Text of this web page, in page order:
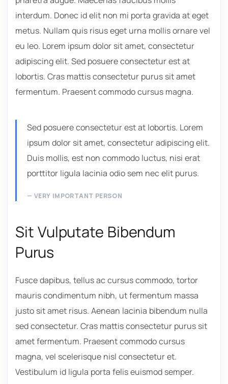
interdum. Donec id elit non mi porta gravida at eget
metus. Nullam quis risus eget urna mollis ornare vel
eu leo. Lorem ipsum dolor sit amet, consectetur
adipiscing elit. Sed posuere consectetur est at
lobortis. Cras mattis consectetur purus sit amet
fermentum. Praesent commodo cursus magna.
Sed posuere consectetur est at lobortis. Lorem
ipsum dolor sit amet, consectetur adipiscing elit.
Duis mollis, est non commodo luctus, nisi erat
porttitor ligula lacinia odio sem nec elit purus.
VERY IMPORTANT PERSON
Sit Vulputate Bibendum
Purus
Fusce dapibus, tellus ac cursus commodo, tortor
mauris condimentum nibh, ut fermentum massa
justo sit amet risus. Aenean lacinia bibendum nulla
sed consectetur. Cras mattis consectetur purus sit
amet fermentum. Praesent commodo cursus
magna, vel scelerisque nisl consectetur et.
Vestibulum id ligula porta felis euismod semper.